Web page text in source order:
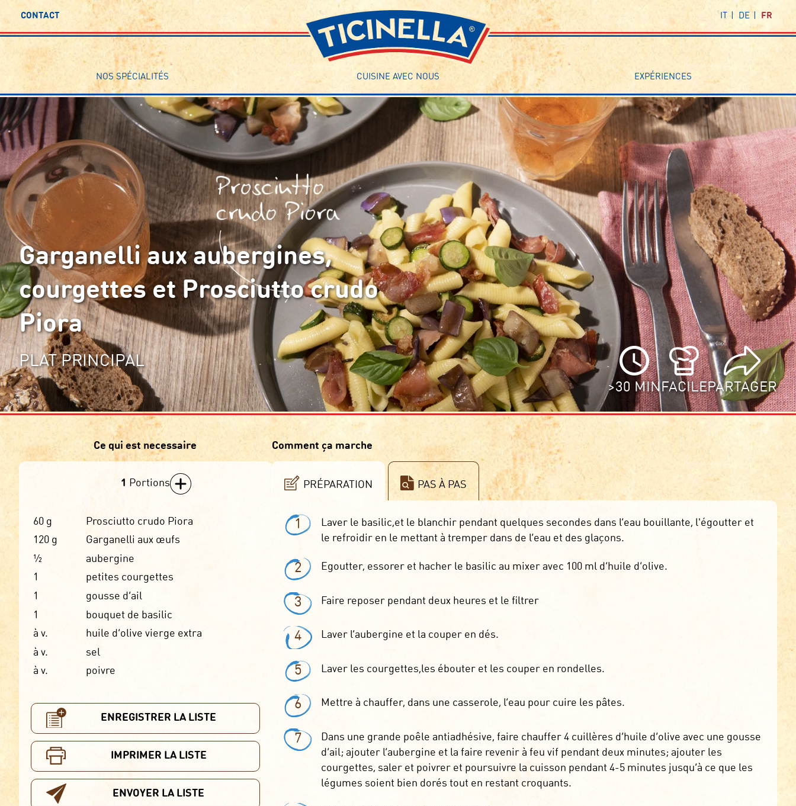
CONTACT IT DE FR
NOS SPÉCIALITÉS CUISINE AVEC NOUS EXPÉRIENCES
Garganelli aux aubergines,
courgettes et Prosciutto crudo
Piora
PLAT PRINCIPAL
>30 MINFACILEPARTAGER
Ce qui est necessaire
1 Portions
60 g
Prosciutto crudo Piora
120 g
Garganelli aux œufs
½
aubergine
1
petites courgettes
1
gousse d’ail
1
bouquet de basilic
à v.
huile d’olive vierge extra
à v.
sel
à v.
poivre
ENREGISTRER LA LISTE
IMPRIMER LA LISTE
ENVOYER LA LISTE
Comment ça marche
PRÉPARATION PAS À PAS
1
Laver le basilic,et le blanchir pendant quelques secondes dans l’eau bouillante, l'égoutter et
le refroidir en le mettant à tremper dans de l’eau et des glaçons.
2 Egoutter, essorer et hacher le basilic au mixer avec 100 ml d’huile d’olive.
3 Faire reposer pendant deux heures et le filtrer
4 Laver l’aubergine et la couper en dés.
5 Laver les courgettes,les ébouter et les couper en rondelles.
6 Mettre à chauffer, dans une casserole, l’eau pour cuire les pâtes.
7
Dans une grande poêle antiadhésive, faire chauffer 4 cuillères d’huile d’olive avec une gousse
d’ail; ajouter l’aubergine et la faire revenir à feu vif pendant deux minutes; ajouter les
courgettes, saler et poivrer et poursuivre la cuisson pendant 4-5 minutes jusqu’à ce que les
légumes soient bien dorés tout en restant croquants.